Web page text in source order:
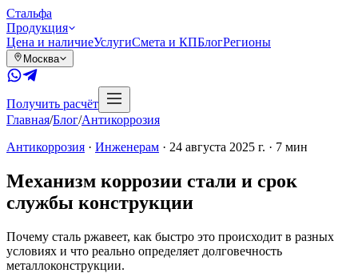
Стальфа
Продукция
Цена и наличиеУслугиСмета и КПБлогРегионы
Москва
Получить расчёт
Главная/Блог/Антикоррозия
Антикоррозия · Инженерам · 24 августа 2025 г. · 7 мин
Механизм коррозии стали и срок
службы конструкции
Почему сталь ржавеет, как быстро это происходит в разных
условиях и что реально определяет долговечность
металлоконструкции.